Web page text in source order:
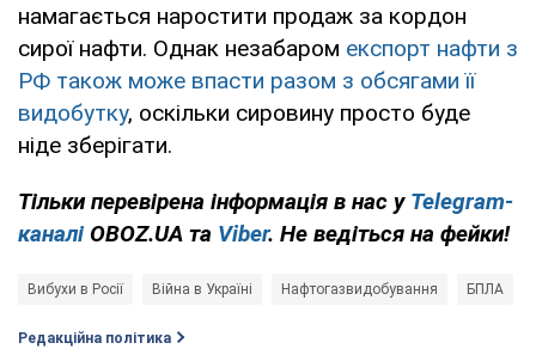
намагається наростити продаж за кордон
сирої нафти. Однак незабаром експорт нафти з
РФ також може впасти разом з обсягами її
видобутку, оскільки сировину просто буде
ніде зберігати.
Тільки перевірена інформація в нас у Telegram-
каналі OBOZ.UA та Viber. Не ведіться на фейки!
Вибухи в Росії Війна в Україні Нафтогазвидобування БПЛА
Редакційна політика